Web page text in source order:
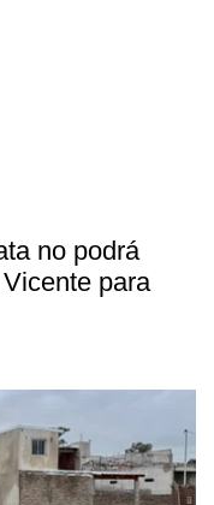
no podrá
para